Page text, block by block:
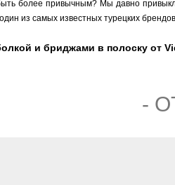
более привычным? Мы давно
из самых известных турецких
и бриджами в полоску от
-